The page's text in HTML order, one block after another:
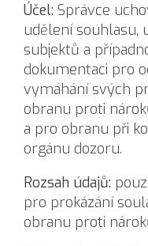
Účel: Správce
udělení souhlasu,
subjektů a
dokumentaci pro
vymáhání svých
obranu proti
a pro obranu při
orgánu dozoru.
Rozsah údajů:
pro prokázání
obranu proti